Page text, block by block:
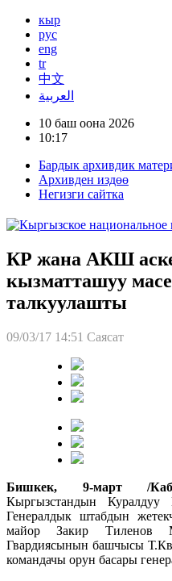
кыр
рус
eng
tr
中文
العربية
10 баш оона 2026
10:17
Бардык архивдик
Архивден издөө
Негизги сайтка
КР жана АКШ
кызматташуу
талкуулашты
09/03/17 14:51 Саясат
Бишкек, 9-март /
Кыргызстандын
Генералдык штабдын
майор Закир Тиленов
Гвардиясынын башчысы
командачы орун басары